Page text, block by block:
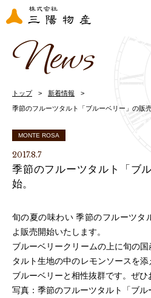
News
トップ 新着情報
季節のフルーツタルト「ブルーベリー」の販売
MONTE ROSA
2017.8.7
季節のフルーツタルト「ブ
始。
旬の夏の味わい 季節のフルーツタ
よ販売開始いたします。
ブルーベリークリームの上に旬の国
タルト生地の中のレモンソースを添
ブルーベリーと相性抜群です。ぜひ
写真：季節のフルーツタルト「ブル